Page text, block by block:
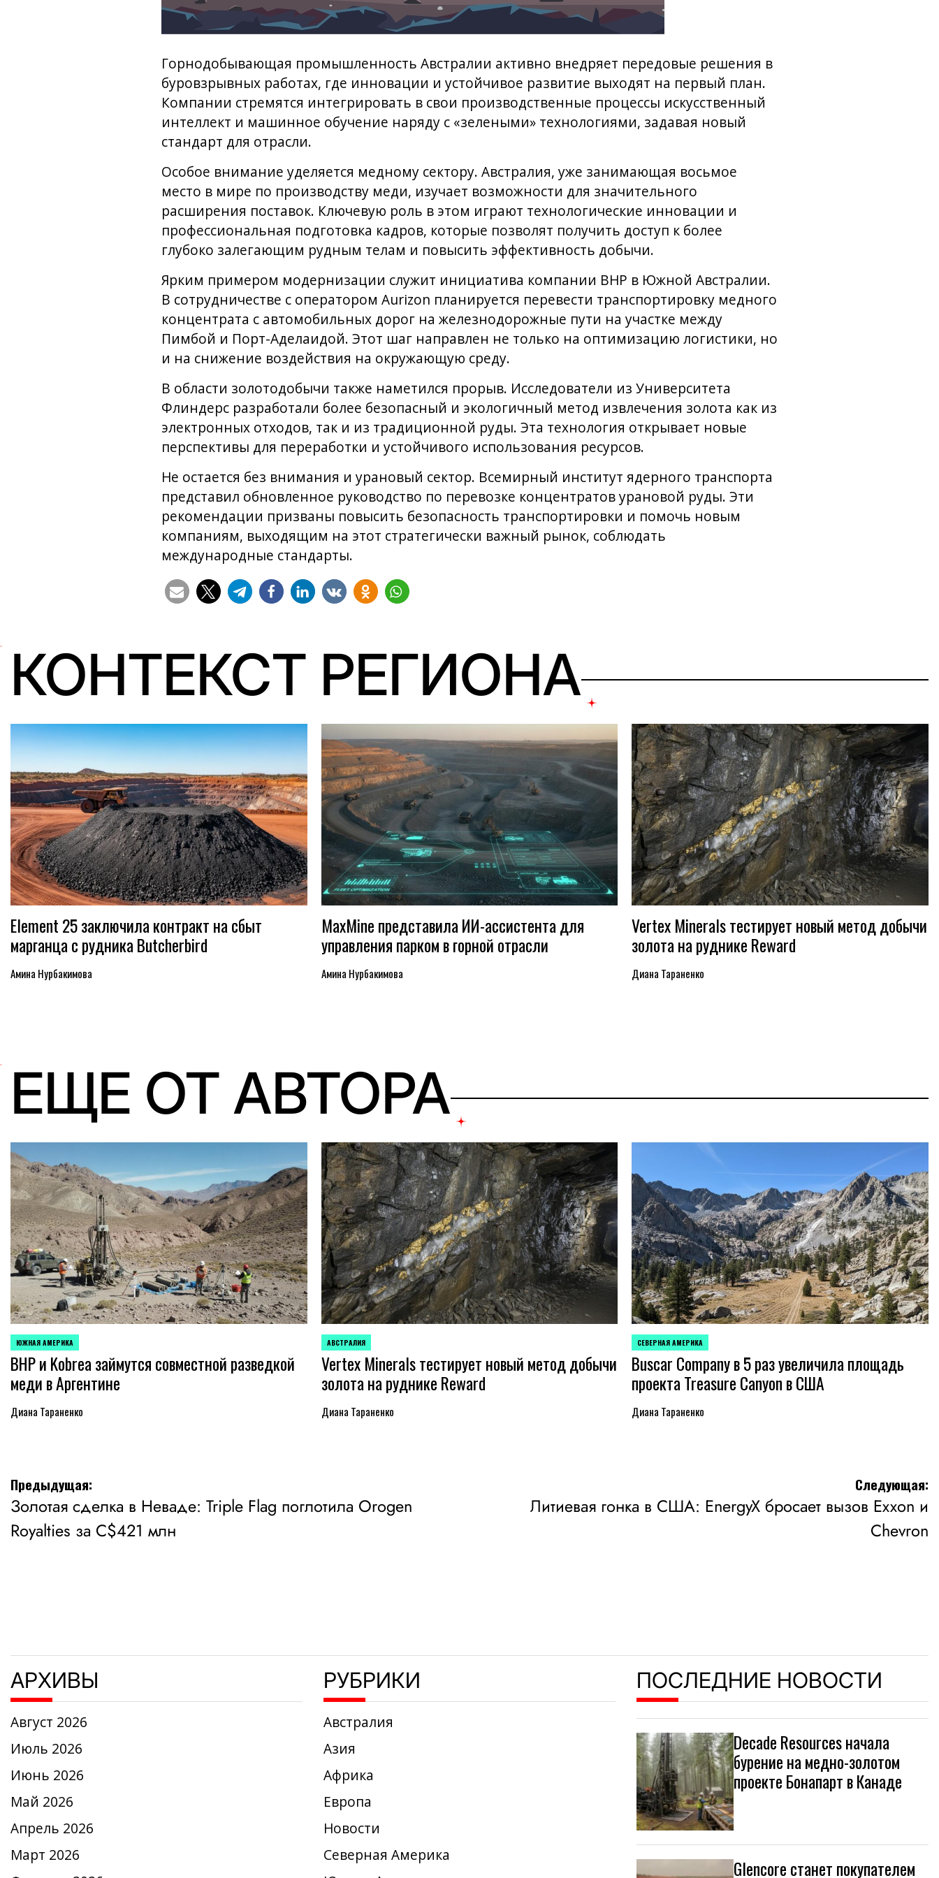
Горнодобывающая промышленность Австралии активно внедряет передовые решения в
буровзрывных работах, где инновации и устойчивое развитие выходят на первый план.
Компании стремятся интегрировать в свои производственные процессы искусственный
интеллект и машинное обучение наряду с «зелеными» технологиями, задавая новый
стандарт для отрасли.
Особое внимание уделяется медному сектору. Австралия, уже занимающая восьмое
место в мире по производству меди, изучает возможности для значительного
расширения поставок. Ключевую роль в этом играют технологические инновации и
профессиональная подготовка кадров, которые позволят получить доступ к более
глубоко залегающим рудным телам и повысить эффективность добычи.
Ярким примером модернизации служит инициатива компании BHP в Южной Австралии.
В сотрудничестве с оператором Aurizon планируется перевести транспортировку медного
концентрата с автомобильных дорог на железнодорожные пути на участке между
Пимбой и Порт-Аделаидой. Этот шаг направлен не только на оптимизацию логистики, но
и на снижение воздействия на окружающую среду.
В области золотодобычи также наметился прорыв. Исследователи из Университета
Флиндерс разработали более безопасный и экологичный метод извлечения золота как из
электронных отходов, так и из традиционной руды. Эта технология открывает новые
перспективы для переработки и устойчивого использования ресурсов.
Не остается без внимания и урановый сектор. Всемирный институт ядерного транспорта
представил обновленное руководство по перевозке концентратов урановой руды. Эти
рекомендации призваны повысить безопасность транспортировки и помочь новым
компаниям, выходящим на этот стратегически важный рынок, соблюдать
международные стандарты.
КОНТЕКСТ РЕГИОНА
Element 25 заключила контракт на сбыт
марганца с рудника Butcherbird
Амина Нурбакимова
MaxMine представила ИИ-ассистента для
управления парком в горной отрасли
Амина Нурбакимова
Vertex Minerals тестирует новый метод добычи
золота на руднике Reward
Диана Тараненко
ЕЩЕ ОТ АВТОРА
ОПУБЛИКОВАНО
В
ЮЖНАЯ АМЕРИКА
BHP и Kobrea займутся совместной разведкой
меди в Аргентине
Диана Тараненко
ОПУБЛИКОВАНО
В
АВСТРАЛИЯ
Vertex Minerals тестирует новый метод добычи
золота на руднике Reward
Диана Тараненко
ОПУБЛИКОВАНО
В
СЕВЕРНАЯ АМЕРИКА
Buscar Company в 5 раз увеличила площадь
проекта Treasure Canyon в США
Диана Тараненко
Навигация
по
записям
Предыдущая:
Золотая сделка в Неваде: Triple Flag поглотила Orogen
Royalties за C$421 млн
Следующая:
Литиевая гонка в США: EnergyX бросает вызов Exxon и
Chevron
АРХИВЫ
Август 2026
Июль 2026
Июнь 2026
Май 2026
Апрель 2026
Март 2026
РУБРИКИ
Австралия
Азия
Африка
Европа
Новости
Северная Америка
ПОСЛЕДНИЕ НОВОСТИ
Decade Resources начала
бурение на медно-золотом
проекте Бонапарт в Канаде
Glencore станет покупателем